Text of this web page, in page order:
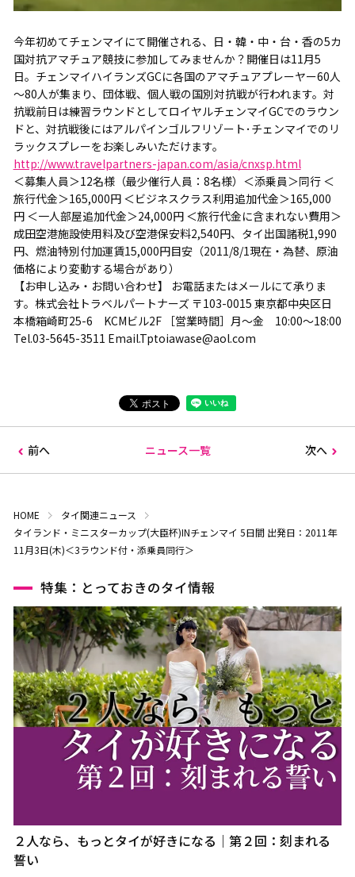
今年初めてチェンマイにて開催される、日・韓・中・台・香の5カ
国対抗アマチュア競技に参加してみませんか？開催日は11月5
日。チェンマイハイランズGCに各国のアマチュアプレーヤー60人
～80人が集まり、団体戦、個人戦の国別対抗戦が行われます。対
抗戦前日は練習ラウンドとしてロイヤルチェンマイGCでのラウン
ドと、対抗戦後にはアルパインゴルフリゾート･チェンマイでのリ
ラックスプレーをお楽しみいただけます。
http://www.travelpartners-japan.com/asia/cnxsp.html
＜募集人員＞12名様（最少催行人員：8名様）＜添乗員＞同行 ＜
旅行代金＞165,000円 ＜ビジネスクラス利用追加代金＞165,000
円 ＜一人部屋追加代金＞24,000円 ＜旅行代金に含まれない費用＞
成田空港施設使用料及び空港保安料2,540円、タイ出国諸税1,990
円、燃油特別付加運賃15,000円目安（2011/8/1現在・為替、原油
価格により変動する場合があり）
【お申し込み・お問い合わせ】 お電話またはメールにて承りま
す。株式会社トラベルパートナーズ 〒103-0015 東京都中央区日
本橋箱崎町25-6 KCMビル2F ［営業時間］月～金 10:00～18:00
Tel.03-5645-3511 Email.Tptoiawase@aol.com
前へ ニュース一覧 次へ
HOME
タイ関連ニュース
タイランド・ミニスターカップ(大臣杯)INチェンマイ 5日間 出発日：2011年
11月3日(木)＜3ラウンド付・添乗員同行＞
特集：とっておきのタイ情報
２人なら、もっとタイが好きになる｜第２回：刻まれる
誓い